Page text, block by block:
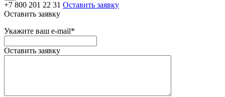
+7 800 201 22 31 Оставить заявку
Оставить заявку
Укажите ваш e-mail*
Оставить заявку